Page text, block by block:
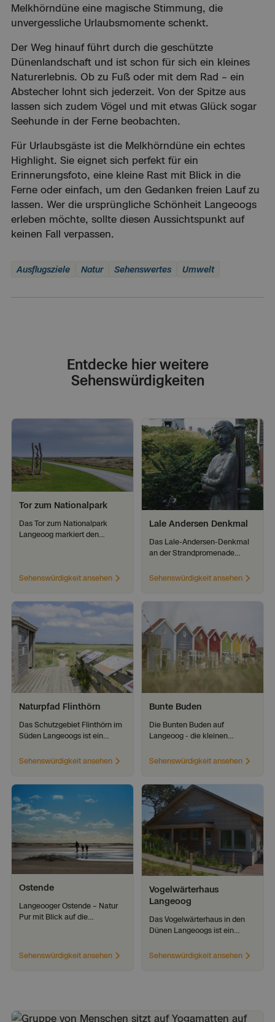
Melkhörndüne eine magische Stimmung, die
unvergessliche Urlaubsmomente schenkt.
Der Weg hinauf führt durch die geschützte
Dünenlandschaft und ist schon für sich ein kleines
Naturerlebnis. Ob zu Fuß oder mit dem Rad – ein
Abstecher lohnt sich jederzeit. Von der Spitze aus
lassen sich zudem Vögel und mit etwas Glück sogar
Seehunde in der Ferne beobachten.
Für Urlaubsgäste ist die Melkhörndüne ein echtes
Highlight. Sie eignet sich perfekt für ein
Erinnerungsfoto, eine kleine Rast mit Blick in die
Ferne oder einfach, um den Gedanken freien Lauf zu
lassen. Wer die ursprüngliche Schönheit Langeoogs
erleben möchte, sollte diesen Aussichtspunkt auf
keinen Fall verpassen.
Ausflugsziele Natur Sehenswertes Umwelt
Entdecke hier weitere
Sehenswürdigkeiten
Natur &
Umwelt
Tor zum Nationalpark
Das Tor zum Nationalpark
Langeoog markiert den
über Natur- und Vogelschutz.
Sehenswürdigkeit ansehen
Lale Andersen Denkmal
Das Lale-Andersen-Denkmal
an der Strandpromenade
„Lili Marleen“ und ihre enge
Sehenswürdigkeit ansehen
Umwelt
Naturpfad Flinthörn
Das Schutzgebiet Flinthörn im
Süden Langeoogs ist ein
Salzwiesen, Watt und reicher
Sehenswürdigkeit ansehen
Bunte Buden
Die Bunten Buden auf
Langeoog - die kleinen
Strandpromenade – beliebt für
Sehenswürdigkeit ansehen
Natur &
Umwelt
Ostende
Langeooger Ostende – Natur
Pur mit Blick auf die
Sehenswürdigkeit ansehen
Vogelwärterhaus
Langeoog
Das Vogelwärterhaus in den
Dünen Langeoogs ist ein
Ziel zur Vogelbeobachtung im
Sehenswürdigkeit ansehen